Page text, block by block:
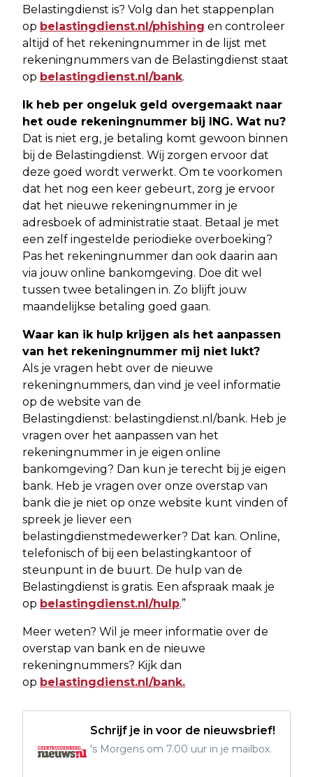
Belastingdienst is? Volg dan het stappenplan
op belastingdienst.nl/phishing en controleer
altijd of het rekeningnummer in de lijst met
rekeningnummers van de Belastingdienst staat
op belastingdienst.nl/bank.
Ik heb per ongeluk geld overgemaakt naar
het oude rekeningnummer bij ING. Wat nu?
Dat is niet erg, je betaling komt gewoon binnen
bij de Belastingdienst. Wij zorgen ervoor dat
deze goed wordt verwerkt. Om te voorkomen
dat het nog een keer gebeurt, zorg je ervoor
dat het nieuwe rekeningnummer in je
adresboek of administratie staat. Betaal je met
een zelf ingestelde periodieke overboeking?
Pas het rekeningnummer dan ook daarin aan
via jouw online bankomgeving. Doe dit wel
tussen twee betalingen in. Zo blijft jouw
maandelijkse betaling goed gaan.
Waar kan ik hulp krijgen als het aanpassen
van het rekeningnummer mij niet lukt?
Als je vragen hebt over de nieuwe
rekeningnummers, dan vind je veel informatie
op de website van de
Belastingdienst: belastingdienst.nl/bank. Heb je
vragen over het aanpassen van het
rekeningnummer in je eigen online
bankomgeving? Dan kun je terecht bij je eigen
bank. Heb je vragen over onze overstap van
bank die je niet op onze website kunt vinden of
spreek je liever een
belastingdienstmedewerker? Dat kan. Online,
telefonisch of bij een belastingkantoor of
steunpunt in de buurt. De hulp van de
Belastingdienst is gratis. Een afspraak maak je
op belastingdienst.nl/hulp.”
Meer weten? Wil je meer informatie over de
overstap van bank en de nieuwe
rekeningnummers? Kijk dan
op belastingdienst.nl/bank.
Schrijf je in voor de nieuwsbrief!
's Morgens om 7.00 uur in je mailbox.